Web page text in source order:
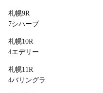
札幌9R
7シハーブ
札幌10R
4エデリー
札幌11R
4バリングラ